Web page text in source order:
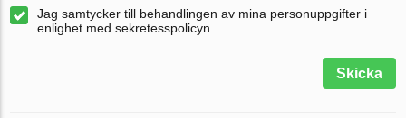
Jag samtycker till behandlingen av mina personuppgifter i
enlighet med sekretesspolicyn.
Skicka